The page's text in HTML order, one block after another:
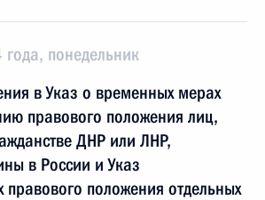
понедельник
в Указ о временных мерах
правового положения лиц,
ДНР или ЛНР,
в России и Указ
правового положения отдельных